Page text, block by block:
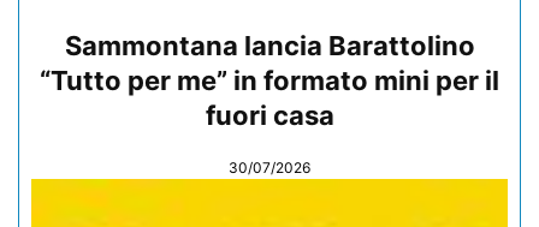
Sammontana lancia Barattolino
“Tutto per me” in formato mini per il
fuori casa
30/07/2026